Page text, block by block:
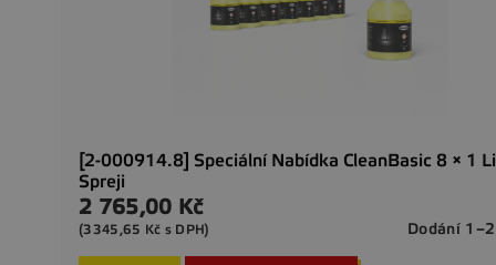
[2-000914.8] Speciální Nabídka CleanBasic 8 × 1
Spreji
Cena
2 765,00 Kč
Dodání
(3345,65 Kč s DPH)